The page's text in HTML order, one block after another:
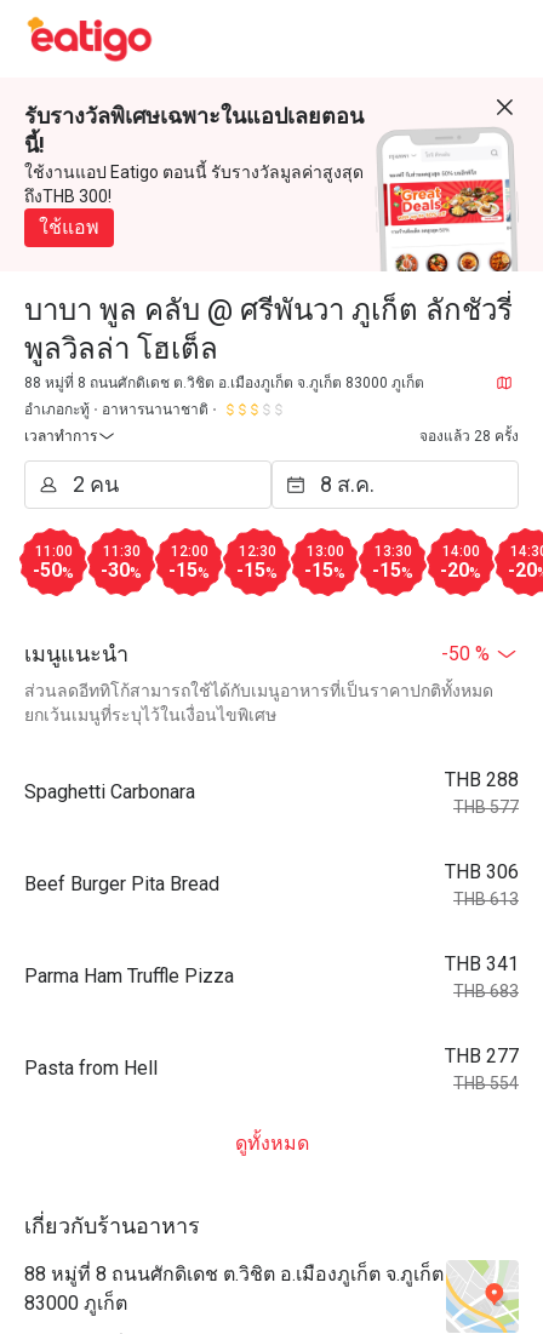
รับรางวัลพิเศษเฉพาะในแอปเลยตอน
นี้!
ใช้งานแอป Eatigo ตอนนี้ รับรางวัลมูลค่าสูงสุด
ถึงTHB 300!
ใช้แอพ
บาบา พูล คลับ @ ศรีพันวา ภูเก็ต ลักชัวรี่
พูลวิลล่า โฮเต็ล
88 หมู่ที่ 8 ถนนศักดิเดช ต.วิชิต อ.เมืองภูเก็ต จ.ภูเก็ต 83000 ภูเก็ต
อำเภอกะทู้
อาหารนานาชาติ
เวลาทำการ
จองแล้ว 28 ครั้ง
11:00
-50%
11:30
-30%
12:00
-15%
12:30
-15%
13:00
-15%
13:30
-15%
14:00
-20% -20
เมนูแนะนำ -50 %
ส่วนลดอีททิโก้สามารถใช้ได้กับเมนูอาหารที่เป็นราคาปกติทั้งหมด
ยกเว้นเมนูที่ระบุไว้ในเงื่อนไขพิเศษ
Spaghetti Carbonara
THB 288
THB 577
Beef Burger Pita Bread
THB 306
THB 613
Parma Ham Truffle Pizza
THB 341
THB 683
Pasta from Hell
THB 277
THB 554
ดูทั้งหมด
เกี่ยวกับร้านอาหาร
88 หมู่ที่ 8 ถนนศักดิเดช ต.วิชิต อ.เมืองภูเก็ต จ.ภูเก็ต
83000 ภูเก็ต